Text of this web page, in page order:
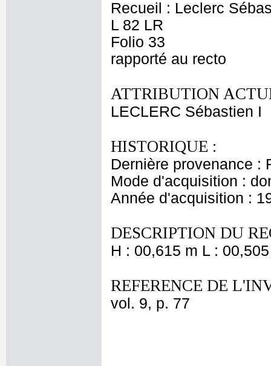
Recueil : Leclerc
L 82 LR
Folio 33
rapporté au recto
ATTRIBUTION
LECLERC Sébastien I
HISTORIQUE :
Dernière provenance :
Mode d'acquisition :
Année d'acquisition :
DESCRIPTION DU
H : 00,615 m L :
REFERENCE DE
vol. 9, p. 77